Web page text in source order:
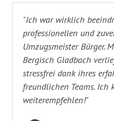
"Ich war wirklich
professionellen und
Umzugsmeister Bürger.
Bergisch Gladbach
stressfrei dank ihres
freundlichen Teams.
weiterempfehlen!"